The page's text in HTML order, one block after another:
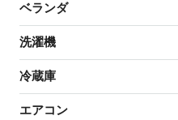
ベランダ
洗濯機
冷蔵庫
エアコン